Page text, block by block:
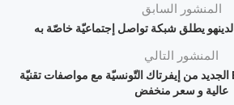
المنشور السابق
يطلق شبكة تواصل إجتماعيّة خاصّة به
المنشور التالي
إكتشفوا هاتف EverSolo الجديد من إيفرتاك التّونسيّة مع مواصفات تقنيّة
عالية و سعر منخفض